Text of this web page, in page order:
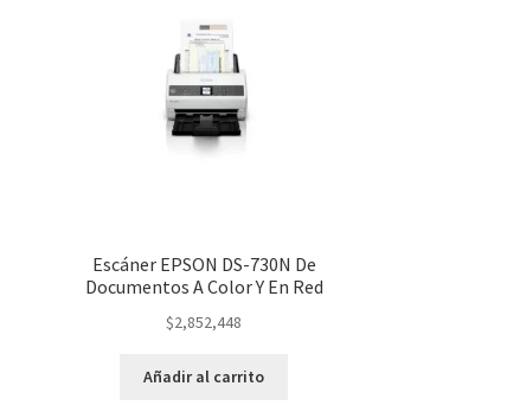
Escáner EPSON DS-730N De
Documentos A Color Y En Red
$2,852,448
Añadir al carrito